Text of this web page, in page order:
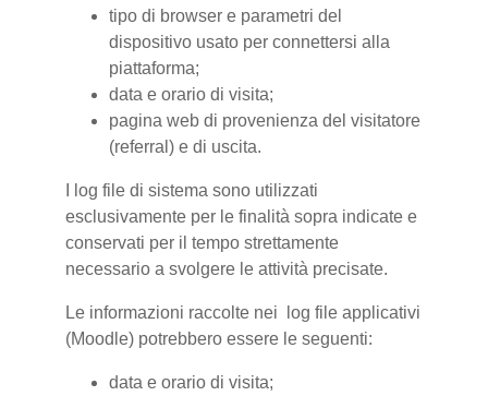
tipo di browser e parametri del
dispositivo usato per connettersi alla
piattaforma;
data e orario di visita;
pagina web di provenienza del visitatore
(referral) e di uscita.
I log file di sistema sono utilizzati
esclusivamente per le finalità sopra indicate e
conservati per il tempo strettamente
necessario a svolgere le attività precisate.
Le informazioni raccolte nei log file applicativi
(Moodle) potrebbero essere le seguenti:
data e orario di visita;